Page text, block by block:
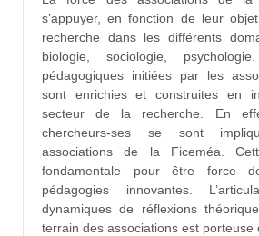
s’appuyer, en fonction de leur
recherche dans les différents
biologie, sociologie,
pédagogiques initiées par les
sont enrichies et construites en
secteur de la recherche. En
chercheurs-ses se sont
associations de la Ficeméa.
fondamentale pour être force
pédagogies innovantes.
dynamiques de réflexions
terrain des associations est porteuse